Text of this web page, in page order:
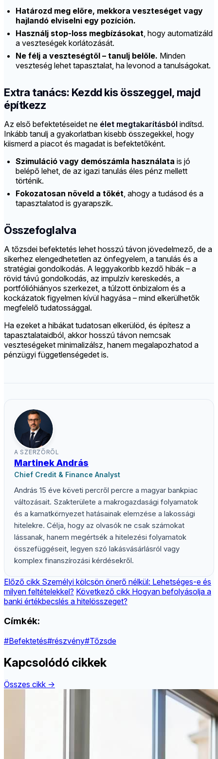
Határozd meg előre, mekkora veszteséget vagy
hajlandó elviselni egy pozíción.
Használj stop-loss megbízásokat, hogy automatizáld
a veszteségek korlátozását.
Ne félj a veszteségtől – tanulj belőle. Minden
veszteség lehet tapasztalat, ha levonod a tanulságokat.
Extra tanács: Kezdd kis összeggel, majd
építkezz
Az első befektetéseidet ne élet megtakarításból indítsd.
Inkább tanulj a gyakorlatban kisebb összegekkel, hogy
kiismerd a piacot és magadat is befektetőként.
Szimuláció vagy demószámla használata is jó
belépő lehet, de az igazi tanulás éles pénz mellett
történik.
Fokozatosan növeld a tőkét, ahogy a tudásod és a
tapasztalatod is gyarapszik.
Összefoglalva
A tőzsdei befektetés lehet hosszú távon jövedelmező, de a
sikerhez elengedhetetlen az önfegyelem, a tanulás és a
stratégiai gondolkodás. A leggyakoribb kezdő hibák – a
rövid távú gondolkodás, az impulzív kereskedés, a
portfólióhiányos szerkezet, a túlzott önbizalom és a
kockázatok figyelmen kívül hagyása – mind elkerülhetők
megfelelő tudatossággal.
Ha ezeket a hibákat tudatosan elkerülöd, és építesz a
tapasztalataidból, akkor hosszú távon nemcsak
veszteségeket minimalizálsz, hanem megalapozhatod a
pénzügyi függetlenségedet is.
A SZERZŐRŐL
Martinek András
Chief Credit & Finance Analyst
András 15 éve követi percről percre a magyar bankpiac
változásait. Szakterülete a makrogazdasági folyamatok
és a kamatkörnyezet hatásainak elemzése a lakossági
hitelekre. Célja, hogy az olvasók ne csak számokat
lássanak, hanem megértsék a hitelezési folyamatok
összefüggéseit, legyen szó lakásvásárlásról vagy
komplex finanszírozási kérdésekről.
Előző cikk Személyi kölcsön önerő nélkül: Lehetséges-e és
milyen feltételekkel? Következő cikk Hogyan befolyásolja a
banki értékbecslés a hitelösszeget?
Címkék:
#Befektetés#részvény#Tőzsde
Kapcsolódó cikkek
Összes cikk →